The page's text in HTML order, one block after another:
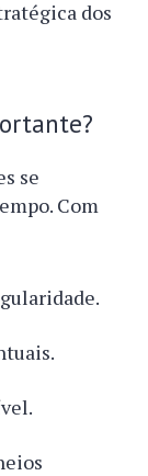
dos
se
Com